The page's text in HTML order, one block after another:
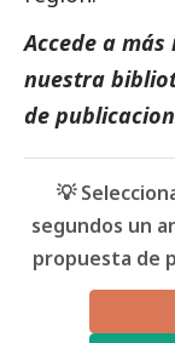
Accede a
nuestra
de
💡
segundos un
propuesta de